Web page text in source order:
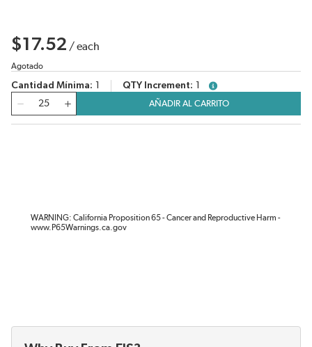
$17.52 /each
Agotado
Cantidad Mínima QTY Increment
more info
Cantidad
AÑADIR AL CARRITO
WARNING: California Proposition 65 - Cancer and Reproductive Harm -
www.P65Warnings.ca.gov